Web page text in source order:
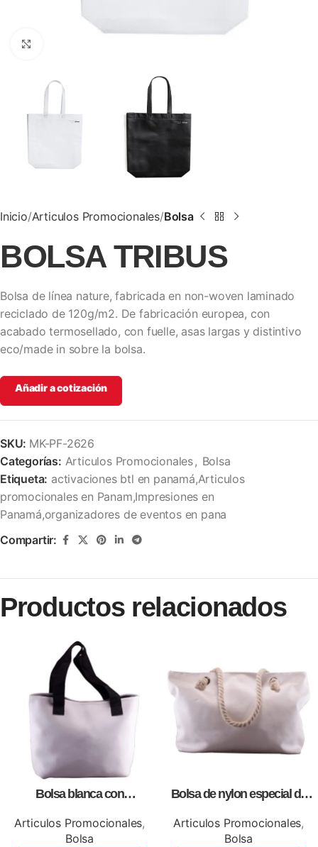
Inicio Articulos Promocionales Bolsa
BOLSA TRIBUS
Bolsa de línea nature, fabricada en non-woven laminado
reciclado de 120g/m2. De fabricación europea, con
acabado termosellado, con fuelle, asas largas y distintivo
eco/made in sobre la bolsa.
Añadir a cotización
SKU: MK-PF-2626
Categorías: Articulos Promocionales, Bolsa
Etiqueta: activaciones btl en panamá,Articulos
promocionales en Panam,Impresiones en
Panamá,organizadores de eventos en pana
Compartir:
Productos relacionados
Bolsa blanca con
promocionales
Articulos Promocionales,
Bolsa
Bolsa de nylon especial de
con impresión full color.
Articulos Promocionales,
Bolsa